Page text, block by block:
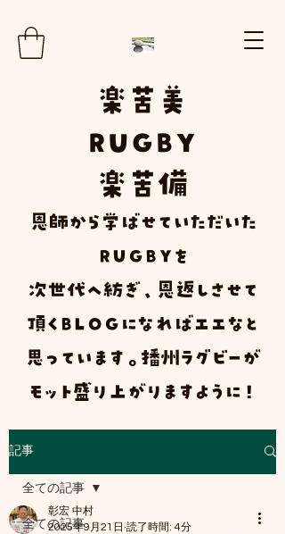
楽 苦 美
RUGBY
楽苦備
​恩師から学ばせていただいた
ＲＵＧＢＹ を
次世代へ紡ぎ、恩返しさせて
頂く ＢＬＯ Ｇ になればエエなと
思っています。播州ラグビーが
モット盛り上がりますように！
記事
全ての記事
全ての記事
彰宏 中村
2025年9月21日 読了時間: 4分